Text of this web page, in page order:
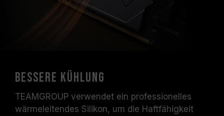
bessere Kühlung
TEAMGROUP verwendet ein professionelles
wärmeleitendes Silikon, um die Haftfähigkeit